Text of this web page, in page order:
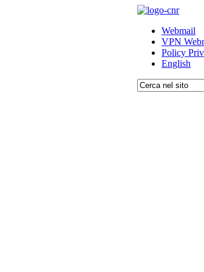
Webmail
VPN
Policy
English